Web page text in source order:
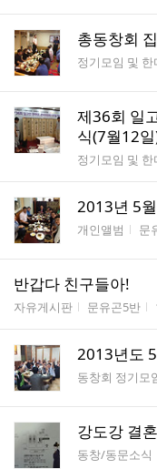
총동창회
게시판명
정기모임 및
제36회 일
식(7월12
게시판명
정기모임 및
2013년 5
게시판명
개인앨범 작
문
반갑다 친구들아!
게시판명
자유게시판 작성자
문유곤5반
2013년도
게시판명
동창회 정기모
강도강 결
게시판명
동창/동문소식